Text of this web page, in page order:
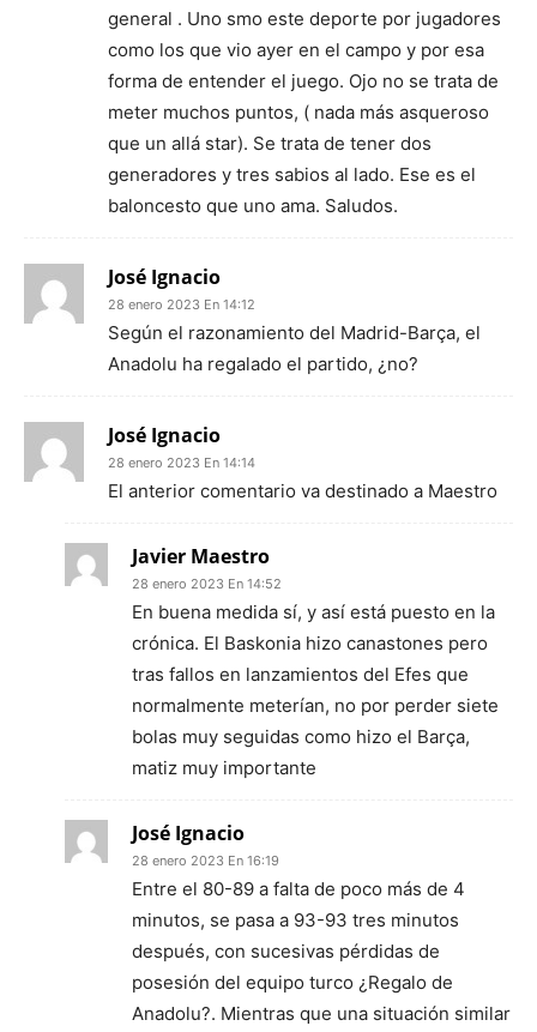
general . Uno smo este deporte por jugadores
como los que vio ayer en el campo y por esa
forma de entender el juego. Ojo no se trata de
meter muchos puntos, ( nada más asqueroso
que un allá star). Se trata de tener dos
generadores y tres sabios al lado. Ese es el
baloncesto que uno ama. Saludos.
José Ignacio
28 enero 2023 En 14:12
Según el razonamiento del Madrid-Barça, el
Anadolu ha regalado el partido, ¿no?
José Ignacio
28 enero 2023 En 14:14
El anterior comentario va destinado a Maestro
Javier Maestro
28 enero 2023 En 14:52
En buena medida sí, y así está puesto en la
crónica. El Baskonia hizo canastones pero
tras fallos en lanzamientos del Efes que
normalmente meterían, no por perder siete
bolas muy seguidas como hizo el Barça,
matiz muy importante
José Ignacio
28 enero 2023 En 16:19
Entre el 80-89 a falta de poco más de 4
minutos, se pasa a 93-93 tres minutos
después, con sucesivas pérdidas de
posesión del equipo turco ¿Regalo de
Anadolu?. Mientras que una situación similar